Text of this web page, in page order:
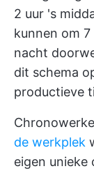
2 uur 's
kunnen om
nacht
dit schema
productieve
de werkplek
eigen